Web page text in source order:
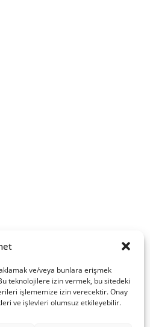
ve/veya bunlara erişmek
teknolojilere izin vermek, bu sitedeki
işlememize izin verecektir. Onay
ve işlevleri olumsuz etkileyebilir.